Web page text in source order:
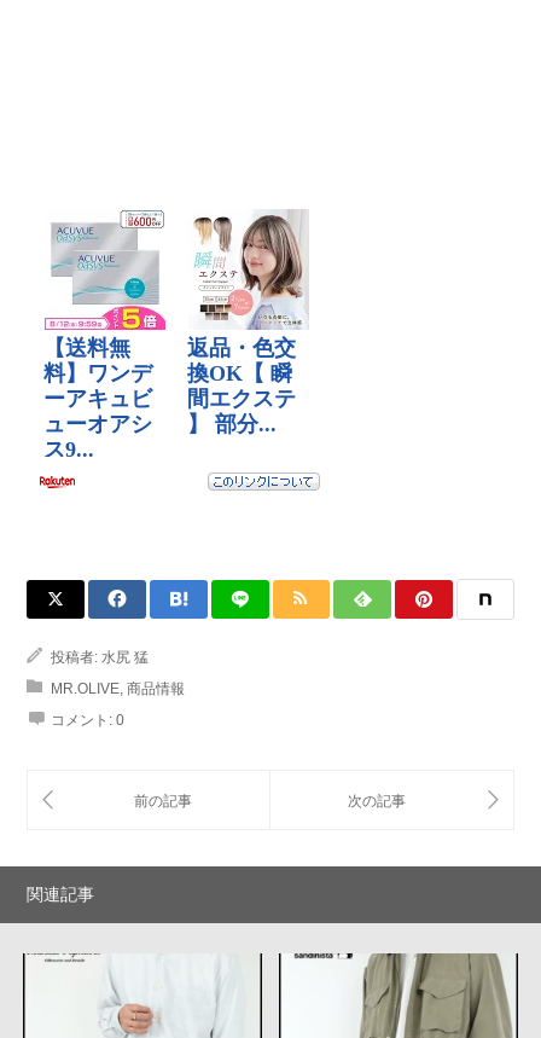
投稿者: 水尻 猛
MR.OLIVE, 商品情報
コメント: 0
関連記事